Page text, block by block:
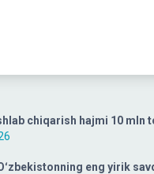
chiqarish hajmi 10 mln
eng yirik